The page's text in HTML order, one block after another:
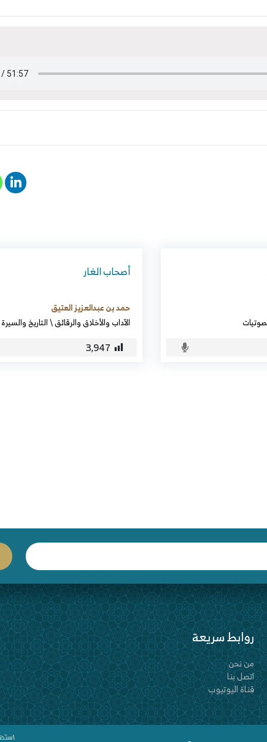
أصحاب الغار
حمد بن عبدالعزيز العتيق
الآداب والأخلاق والرقائق\التاريخ والسيرة
3٬947
روابط سريعة
من نحن
اتصل بنا
قناة اليوتيوب